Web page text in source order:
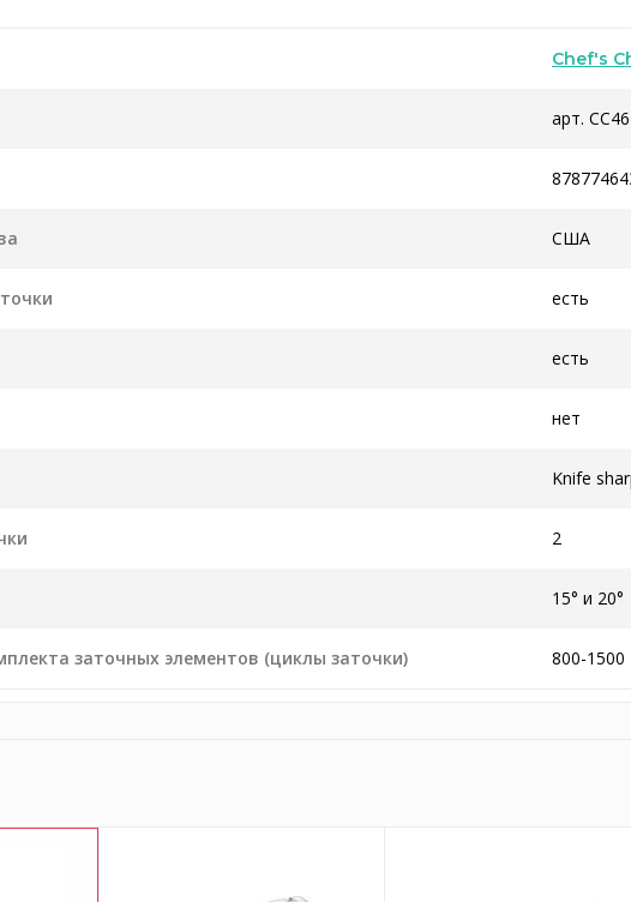
Chef's
арт.
США
есть
есть
нет
Knife
2
15° и 20°
заточных элементов (циклы заточки) 800-1500